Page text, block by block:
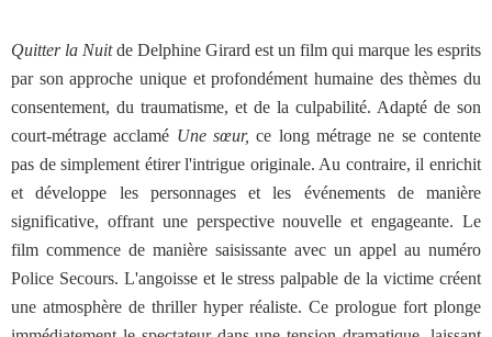
Quitter la Nuitde Delphine Girard est un film qui marque les esprits
par son approche unique et profondément humaine des thèmes du
consentement, du traumatisme, et de la culpabilité. Adapté de son
court-métrage acclamé Une sœur, ce long métrage ne se contente
pas de simplement étirer l'intrigue originale. Au contraire, il enrichit
et développe les personnages et les événements de manière
significative, offrant une perspective nouvelle et engageante. Le
film commence de manière saisissante avec un appel au numéro
Police Secours. L'angoisse et le stress palpable de la victime créent
une atmosphère de thriller hyper réaliste. Ce prologue fort plonge